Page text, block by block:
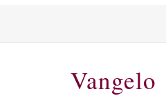
Vangelo